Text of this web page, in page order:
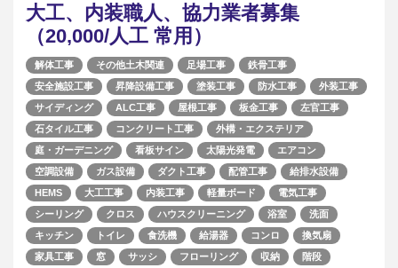
大工、内装職人、協力業者募集
（20,000/人工 常用）
解体工事 その他土木関連 足場工事
鉄骨工事
安全施設工事
昇降設備工事 塗装工事 防水工事
外装工事
サイディング
ALC工事 屋根工事 板金工事
左官工事
石タイル工事
コンクリート工事
外構・エクステリア
庭・ガーデニング
看板サイン 太陽光発電
エアコン
空調設備
ガス設備 ダクト工事 配管工事
給排水設備
HEMS
大工工事 内装工事 軽量ボード
電気工事
シーリング
クロス ハウスクリーニング 浴室
洗面
キッチン
トイレ 食洗機 給湯器 コンロ
換気扇
家具工事
窓 サッシ フローリング 収納
階段